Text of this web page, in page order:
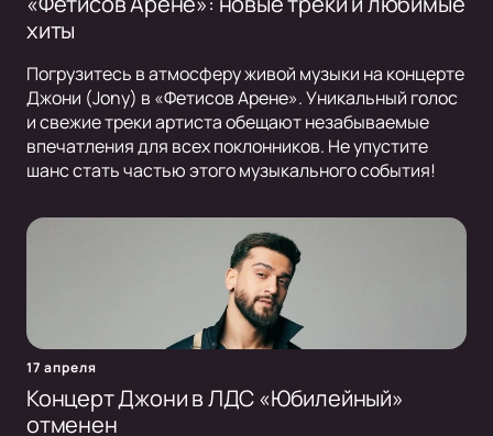
хиты
Погрузитесь в атмосферу живой музыки на концерте
Джони (Jony) в «Фетисов Арене». Уникальный голос
и свежие треки артиста обещают незабываемые
впечатления для всех поклонников. Не упустите
шанс стать частью этого музыкального события!
17 апреля
Концерт Джони в ЛДС «Юбилейный»
отменен